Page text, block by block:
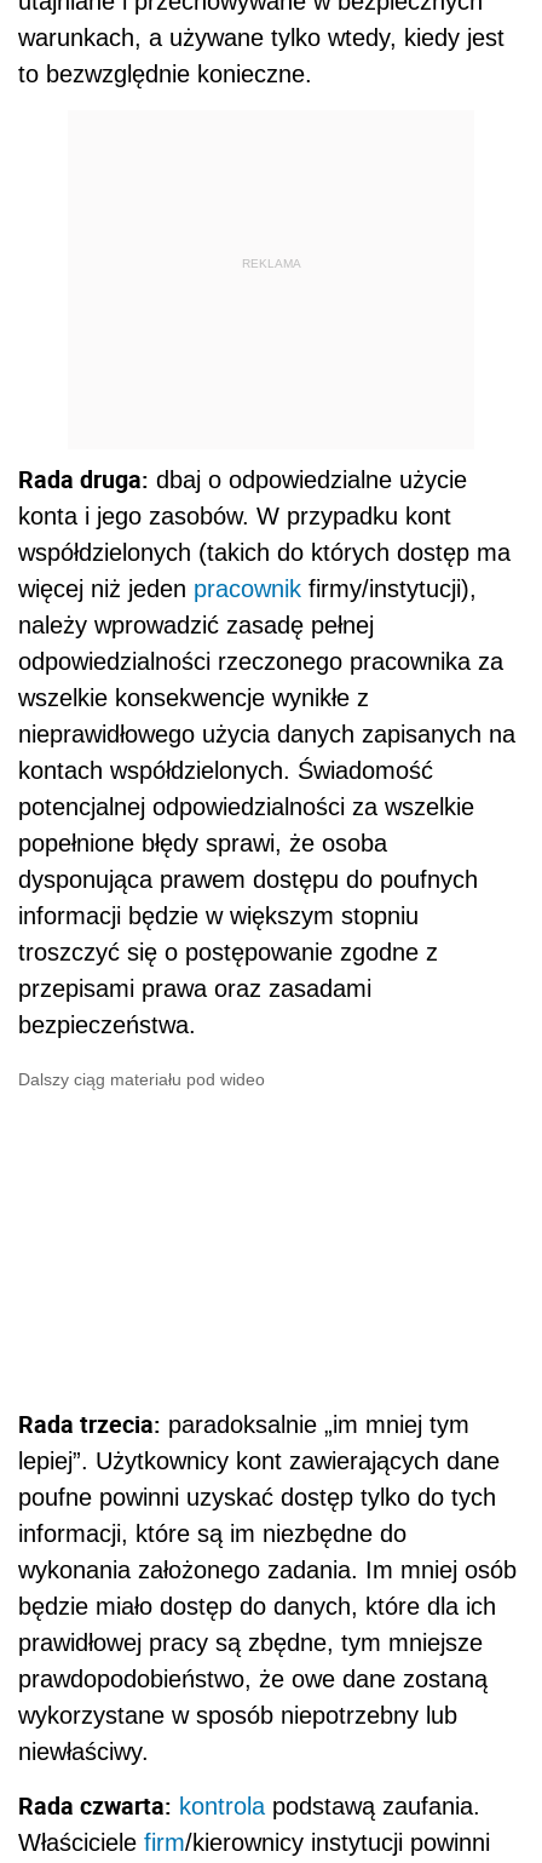
warunkach, a używane tylko wtedy, kiedy jest
to bezwzględnie konieczne.
REKLAMA
Rada druga: dbaj o odpowiedzialne użycie
konta i jego zasobów. W przypadku kont
współdzielonych (takich do których dostęp ma
więcej niż jeden pracownik firmy/instytucji),
należy wprowadzić zasadę pełnej
odpowiedzialności rzeczonego pracownika za
wszelkie konsekwencje wynikłe z
nieprawidłowego użycia danych zapisanych na
kontach współdzielonych. Świadomość
potencjalnej odpowiedzialności za wszelkie
popełnione błędy sprawi, że osoba
dysponująca prawem dostępu do poufnych
informacji będzie w większym stopniu
troszczyć się o postępowanie zgodne z
przepisami prawa oraz zasadami
bezpieczeństwa.
Dalszy ciąg materiału pod wideo
Rada trzecia: paradoksalnie „im mniej tym
lepiej”. Użytkownicy kont zawierających dane
poufne powinni uzyskać dostęp tylko do tych
informacji, które są im niezbędne do
wykonania założonego zadania. Im mniej osób
będzie miało dostęp do danych, które dla ich
prawidłowej pracy są zbędne, tym mniejsze
prawdopodobieństwo, że owe dane zostaną
wykorzystane w sposób niepotrzebny lub
niewłaściwy.
Rada czwarta: kontrola podstawą zaufania.
Właściciele firm/kierownicy instytucji powinni